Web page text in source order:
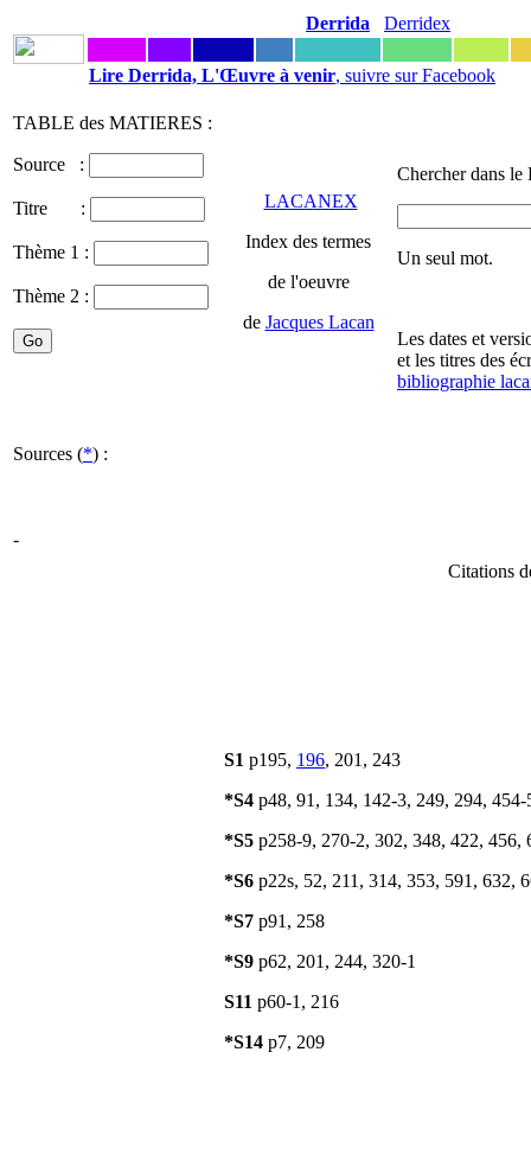
Derrida Derridex
Lire Derrida, L'Œuvre à venir, suivre sur Facebook
TABLE des MATIERES :
Source :
Titre :
Thème 1 :
Thème 2 :
LACANEX
Index des termes
de l'oeuvre
de Jacques Lacan
Chercher dans le
Un seul mot.
Les dates et
et les titres des
bibliographie
Sources (*) :
-
Citations
S1 p195, 196, 201, 243
*S4 p48, 91, 134, 142-3, 249, 294, 454-
*S5 p258-9, 270-2, 302, 348, 422, 456,
*S6 p22s, 52, 211, 314, 353, 591, 632,
*S7 p91, 258
*S9 p62, 201, 244, 320-1
S11 p60-1, 216
*S14 p7, 209